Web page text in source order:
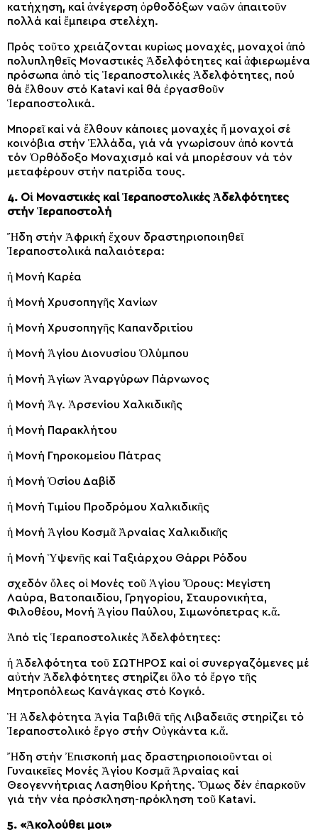
κατήχηση, καί ἀνέγερση ὀρθοδόξων ναῶν ἀπαιτοῦν
πολλά καί ἔμπειρα στελέχη.
Πρός τοῦτο χρειάζονται κυρίως μοναχές, μοναχοί ἀπό
πολυπληθεῖς Μοναστικές Ἀδελφότητες καί ἀφιερωμένα
πρόσωπα ἀπό τίς Ἱεραποστολικές Ἀδελφότητες, πού
θά ἔλθουν στό Katavi καί θά ἐργασθοῦν
Ἱεραποστολικά.
Μπορεῖ καί νά ἔλθουν κάποιες μοναχές ἤ μοναχοί σέ
κοινόβια στήν Ἑλλάδα, γιά νά γνωρίσουν ἀπό κοντά
τόν Ὀρθόδοξο Μοναχισμό καί νά μπορέσουν νά τόν
μεταφέρουν στήν πατρίδα τους.
4. Οἱ Μοναστικές καί Ἱεραποστολικές Ἀδελφότητες
στήν Ἱεραποστολή
Ἤδη στήν Ἀφρική ἔχουν δραστηριοποιηθεῖ
Ἱεραποστολικά παλαιότερα:
ἡ Μονή Καρέα
ἡ Μονή Χρυσοπηγῆς Χανίων
ἡ Μονή Χρυσοπηγῆς Καπανδριτίου
ἡ Μονή Ἁγίου Διονυσίου Ὁλύμπου
ἡ Μονή Ἁγίων Ἀναργύρων Πάρνωνος
ἡ Μονή Ἁγ. Ἀρσενίου Χαλκιδικῆς
ἡ Μονή Παρακλήτου
ἡ Μονή Γηροκομείου Πάτρας
ἡ Μονή Ὁσίου Δαβίδ
ἡ Μονή Τιμίου Προδρόμου Χαλκιδικῆς
ἡ Μονή Ἁγίου Κοσμᾶ Ἀρναίας Χαλκιδικῆς
ἡ Μονή Ὑψενῆς καί Ταξιάρχου Θάρρι Ρόδου
σχεδόν ὅλες οἱ Μονές τοῦ Ἁγίου Ὄρους: Μεγίστη
Λαύρα, Βατοπαιδίου, Γρηγορίου, Σταυρονικήτα,
Φιλοθέου, Μονή Ἁγίου Παύλου, Σιμωνόπετρας κ.ἄ.
Ἀπό τίς Ἱεραποστολικές Ἀδελφότητες:
ἡ Ἀδελφότητα τοῦ ΣΩΤΗΡΟΣ καί οἱ συνεργαζόμενες μέ
αὐτήν Ἀδελφότητες στηρίζει ὅλο τό ἔργο τῆς
Μητροπόλεως Κανάγκας στό Κογκό.
Ἡ Ἀδελφότητα Ἁγία Ταβιθᾶ τῆς Λιβαδειᾶς στηρίζει τό
Ἱεραποστολικό ἔργο στήν Οὐγκάντα κ.ἄ.
Ἤδη στήν Ἐπισκοπή μας δραστηριοποιοῦνται οἱ
Γυναικεῖες Μονές Ἁγίου Κοσμᾶ Ἀρναίας καί
Θεογεννήτριας Λασηθίου Κρήτης. Ὅμως δέν ἐπαρκοῦν
γιά τήν νέα πρόσκληση-πρόκληση τοῦ Katavi.
5. «Ἀκολούθει μοι»